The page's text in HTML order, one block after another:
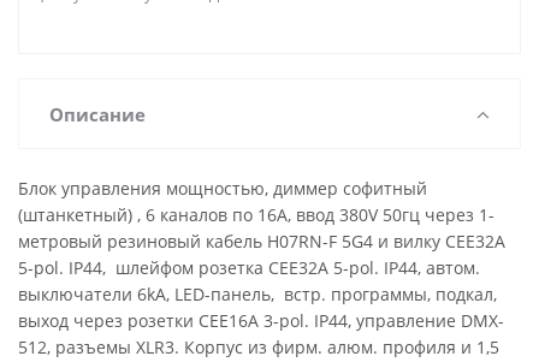
Описание
Блок управления мощностью, диммер софитный
(штанкетный) , 6 каналов по 16А, ввод 380V 50гц через 1-
метровый резиновый кабель H07RN-F 5G4 и вилку CEE32A
5-pol. IP44, шлейфом розетка CEE32A 5-pol. IP44, автом.
выключатели 6kA, LED-панель, встр. программы, подкал,
выход через розетки CEE16A 3-pol. IP44, управление DMX-
512, разъемы XLR3. Корпус из фирм. алюм. профиля и 1,5